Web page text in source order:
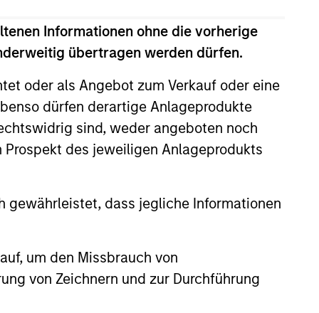
Informationen ohne die vorherige
übertragen werden dürfen.
oder als Angebot zum Verkauf oder eine
dürfen derartige Anlageprodukte
sind, weder angeboten noch
des jeweiligen Anlageprodukts
gewährleistet, dass jegliche Informationen
um den Missbrauch von
von Zeichnern und zur Durchführung
returns in rising markets and
4
Engaged with